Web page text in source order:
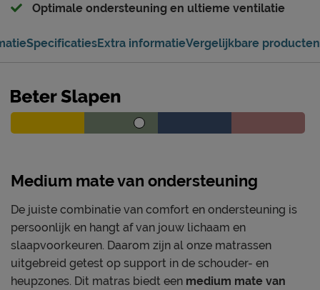
Optimale ondersteuning en ultieme ventilatie
SpecificatiesExtra informatieVergelijkbare producten
Medium mate van ondersteuning
De juiste combinatie van comfort en ondersteuning is
persoonlijk en hangt af van jouw lichaam en
slaapvoorkeuren. Daarom zijn al onze matrassen
uitgebreid getest op support in de schouder- en
heupzones. Dit matras biedt een medium mate van